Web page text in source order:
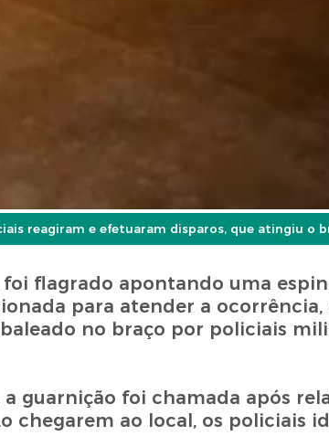
reagiram e efetuaram disparos, que atingiu o
flagrado apontando uma
para atender a
no braço por policiais
guarnição foi chamada após
chegarem ao local, os policiais